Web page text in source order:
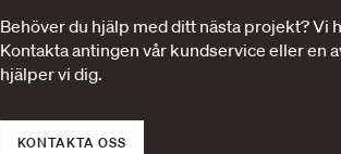
Behöver du hjälp med ditt nästa projekt? Vi
Kontakta antingen vår kundservice eller en
hjälper vi dig.
KONTAKTA OSS